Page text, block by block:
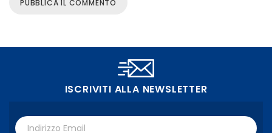
ISCRIVITI ALLA NEWSLETTER